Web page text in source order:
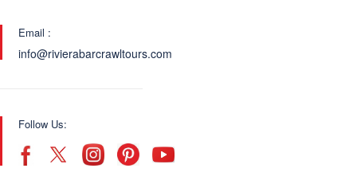
Email :
info@rivierabarcrawltours.com
Follow Us: